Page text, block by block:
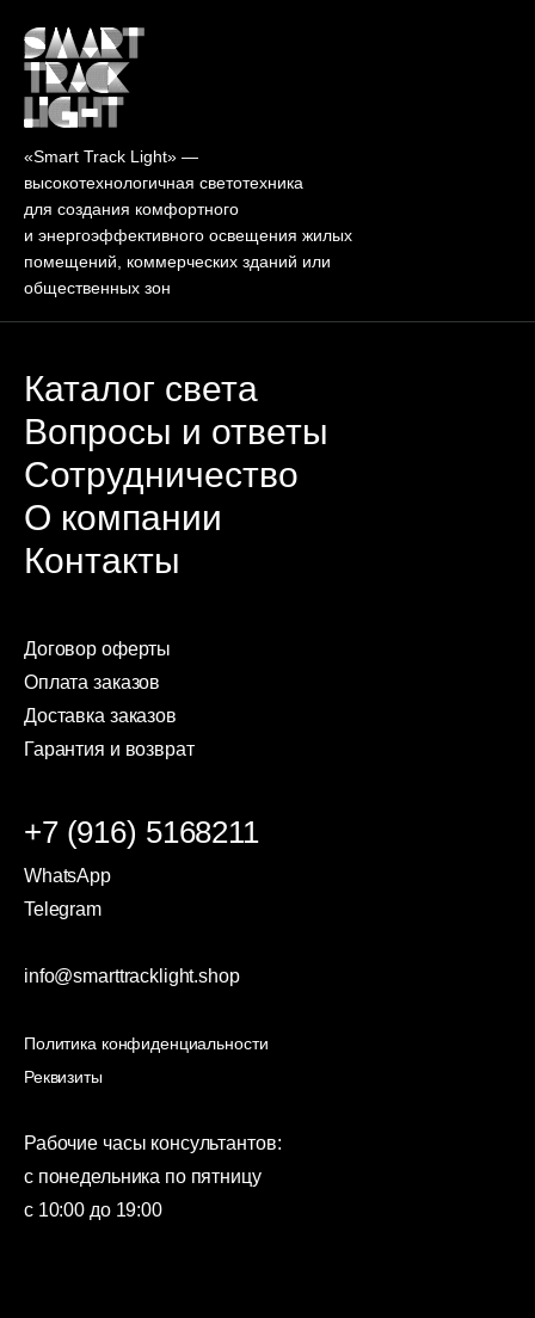
«Smart Track Light» —
высокотехнологичная светотехника
для создания комфортного
и энергоэффективного освещения жилых
помещений, коммерческих зданий или
общественных зон
Каталог света
Вопросы и ответы
Сотрудничество
О компании
Контакты
Договор оферты
Оплата заказов
Доставка заказов
Гарантия и возврат
+7 (916) 5168211
WhatsApp
Telegram
info@smarttracklight.shop
Политика конфиденциальности
Реквизиты
Рабочие часы консультантов:
с понедельника по пятницу
с 10:00 до 19:00